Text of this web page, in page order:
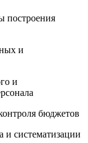
построения
и
и
бюджетов
и систематизации